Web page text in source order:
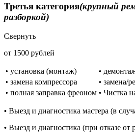
Третья категория(крупный
разборкой)
Свернуть
от 1500 рублей
• установка (монтаж)
•
• замена компрессора
• замена/
• полная заправка фреоном • Чистка
• Выезд и диагностика мастера (в
• Выезд и диагностика (при отказе от